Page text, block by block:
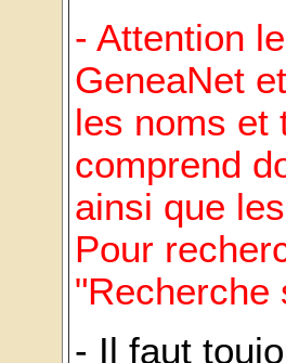
- Attention
GeneaNet
les noms et
comprend
ainsi que
Pour
"Recherche
- Il faut